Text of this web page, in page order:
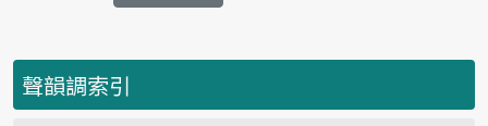
聲韻調索引